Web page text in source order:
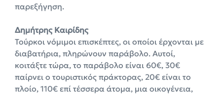
παρεξήγηση.
Δημήτρης Καιρίδης
Τούρκοι νόμιμοι επισκέπτες, οι οποίοι έρχονται με
διαβατήρια, πληρώνουν παράβολο. Αυτοί,
κοιτάξτε τώρα, το παράβολο είναι 60€, 30€
παίρνει ο τουριστικός πράκτορας, 20€ είναι το
πλοίο, 110€ επί τέσσερα άτομα, μια οικογένεια,